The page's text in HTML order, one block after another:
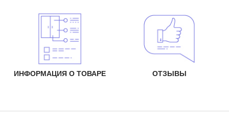
ИНФОРМАЦИЯ О ТОВАРЕ ОТЗЫВЫ